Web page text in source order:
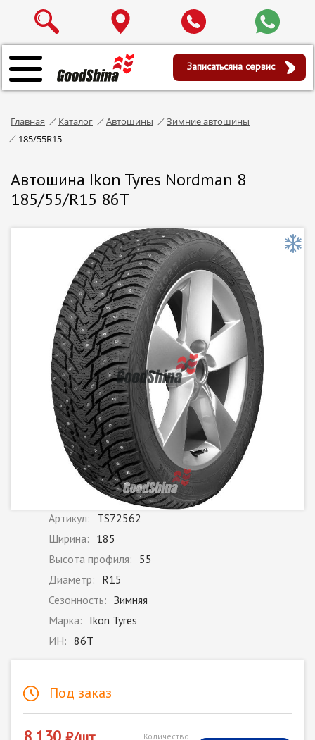
Записатьсяна сервис
Главная Каталог Автошины
Зимние автошины
185/55R15
Автошина Ikon Tyres Nordman 8
185/55/R15 86T
Артикул: TS72562
Ширина: 185
Высота профиля: 55
Диаметр: R15
Сезонность: Зимняя
Марка: Ikon Tyres
ИН: 86T
Под заказ
Количество